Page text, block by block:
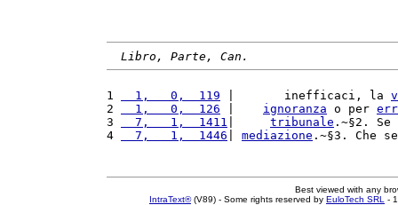
Libro, Parte, Can.
1
  1,   0,  119
|       inefficaci, la
2
  1,   0,  126
ignoranza o per
3
  7,   1,  1411
tribunale .~§2.
4
  7,   1,  1446
mediazione .~§3. Che
Best viewed with any
IntraText®(V89) - Some rights reserved by EuloTech SRL -